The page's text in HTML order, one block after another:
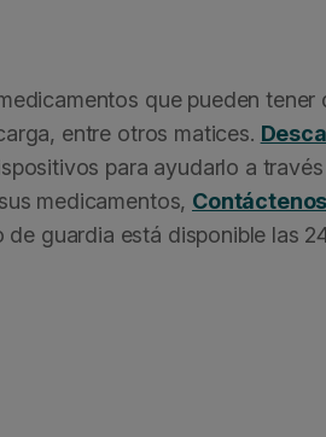
que pueden tener
entre otros matices.
para ayudarlo a
medicamentos, Contáctenos
guardia está disponible las